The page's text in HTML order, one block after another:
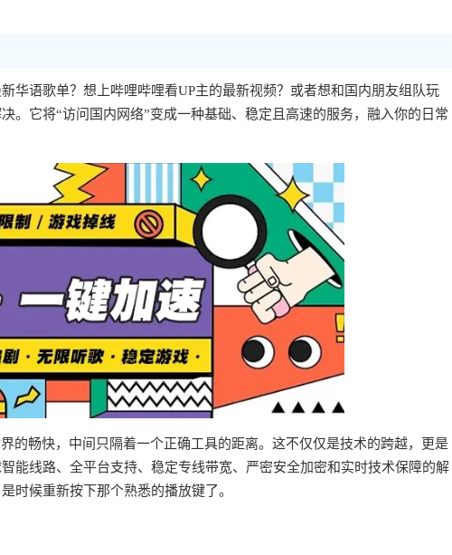
华语歌单？想上哔哩哔哩看UP主的最新视频？或者想和国内朋友组队玩
。它将“访问国内网络”变成一种基础、稳定且高速的服务，融入你的日常
的畅快，中间只隔着一个正确工具的距离。这不仅仅是技术的跨越，更是
能线路、全平台支持、稳定专线带宽、严密安全加密和实时技术保障的解
时候重新按下那个熟悉的播放键了。